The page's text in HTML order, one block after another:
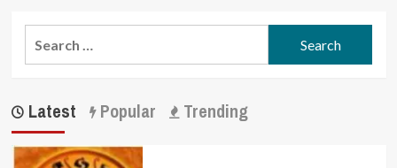
Latest Popular Trending